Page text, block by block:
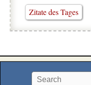
Zitate des Tages